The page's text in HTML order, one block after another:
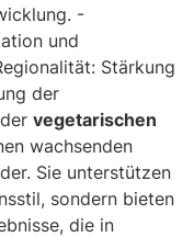
-
und
Stärkung
der
vegetarischen
wachsenden
Sie unterstützen
sondern bieten
die in